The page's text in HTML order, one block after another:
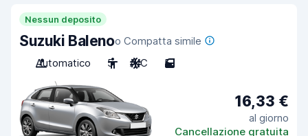
Nessun deposito
Suzuki Balenoo Compatta simile
Automatico
5 A/C 5
16,33 €
al giorno
Cancellazione gratuita